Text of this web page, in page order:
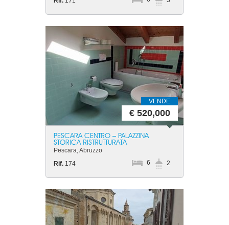
VENDE
€ 520,000
PESCARA CENTRO – PALAZZINA
STORICA RISTRUTTURATA
Pescara, Abruzzo
Rif. 174 2
6